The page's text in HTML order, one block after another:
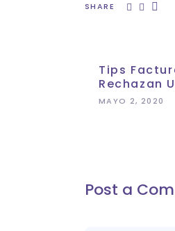
SHARE
Tips
Rechazan
MAYO 2, 2020
Post a